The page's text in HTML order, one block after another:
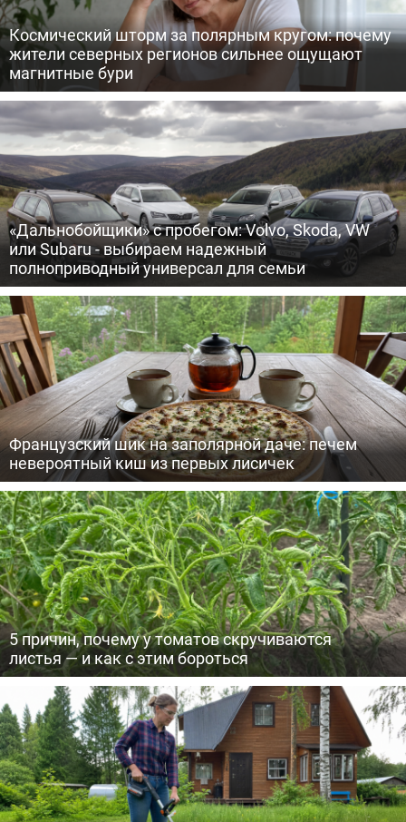
Космический шторм за полярным кругом: почему
жители северных регионов сильнее ощущают
магнитные бури
«Дальнобойщики» с пробегом: Volvo, Skoda, VW
или Subaru - выбираем надежный
полноприводный универсал для семьи
Французский шик на заполярной даче: печем
невероятный киш из первых лисичек
5 причин, почему у томатов скручиваются
листья — и как с этим бороться